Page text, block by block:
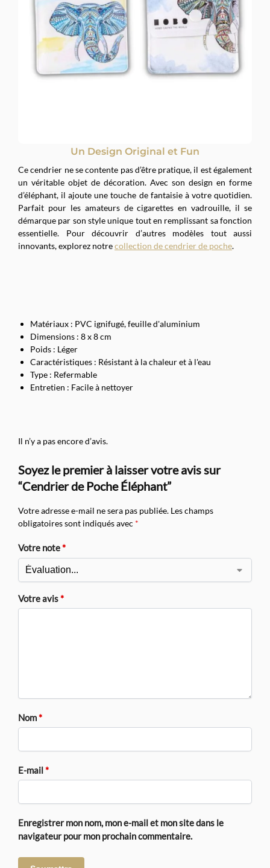
Un Design Original et Fun
Ce cendrier ne se contente pas d’être pratique, il est également
un véritable objet de décoration. Avec son design en forme
d’éléphant, il ajoute une touche de fantaisie à votre quotidien.
Parfait pour les amateurs de cigarettes en vadrouille, il se
démarque par son style unique tout en remplissant sa fonction
essentielle. Pour découvrir d’autres modèles tout aussi
innovants, explorez notrecollection de cendrier de poche.
Matériaux : PVC ignifugé, feuille d'aluminium
Dimensions : 8 x 8 cm
Poids : Léger
Caractéristiques : Résistant à la chaleur et à l'eau
Type : Refermable
Entretien : Facile à nettoyer
Il n’y a pas encore d’avis.
Soyez le premier à laisser votre avis sur
“Cendrier de Poche Éléphant”
Votre adresse e-mail ne sera pas publiée. Les champs
obligatoires sont indiqués avec *
Votre note*
Votre avis*
Nom*
E-mail*
Enregistrer mon nom, mon e-mail et mon site dans le
navigateur pour mon prochain commentaire.